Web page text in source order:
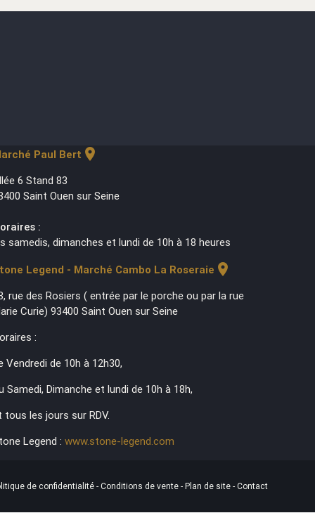
Paul Bert location_on
6 Stand 83
Saint Ouen sur Seine
:
samedis, dimanches et lundi de 10h à 18 heures
Legend - Marché Cambo La Roseraie location_on
rue des Rosiers ( entrée par le porche ou par la rue
Curie) 93400 Saint Ouen sur Seine
:
Vendredi de 10h à 12h30,
Samedi, Dimanche et lundi de 10h à 18h,
tous les jours sur RDV.
Legend : www.stone-legend.com
de confidentialité- Conditions de vente - Plan de site - Contact